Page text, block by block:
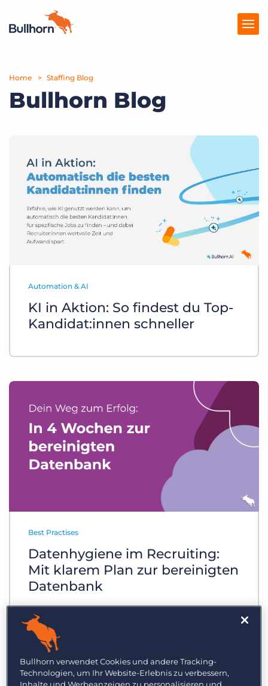
Produkte
Preise
Marktplatz
Unternehmen
Home Staffing Blog
Bullhorn Blog
Automation & AI
KI in Aktion: So findest du Top-
Kandidat:innen schneller
Best Practises
Datenhygiene im Recruiting:
Mit klarem Plan zur bereinigten
Datenbank
Die Betreffzeile Ihrer E-Mail an
Bewerbende vermittelt einen
entscheidenden ersten Eindruck. Lesen
Sie diese fünf Tipps, wie Sie effektive
Personal- und Recruiting-Mails schreiben
Bullhorn verwendet Cookies und andere Tracking-
Technologien, um Ihr Website-Erlebnis zu verbessern,
Inhalte und Werbeanzeigen zu personalisieren und